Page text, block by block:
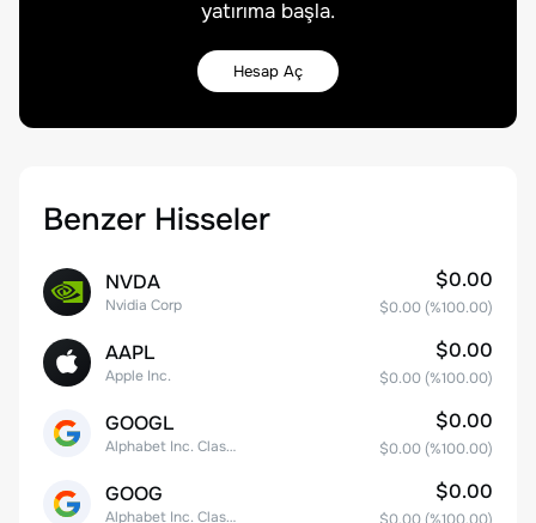
yatırıma başla.
Hesap Aç
Benzer Hisseler
NVDA
Nvidia Corp
$0.00
$0.00 (%100.00)
AAPL
Apple Inc.
$0.00
$0.00 (%100.00)
GOOGL
Alphabet Inc. Class A Common Stock
$0.00
$0.00 (%100.00)
GOOG
Alphabet Inc. Class C Capital Stock
$0.00